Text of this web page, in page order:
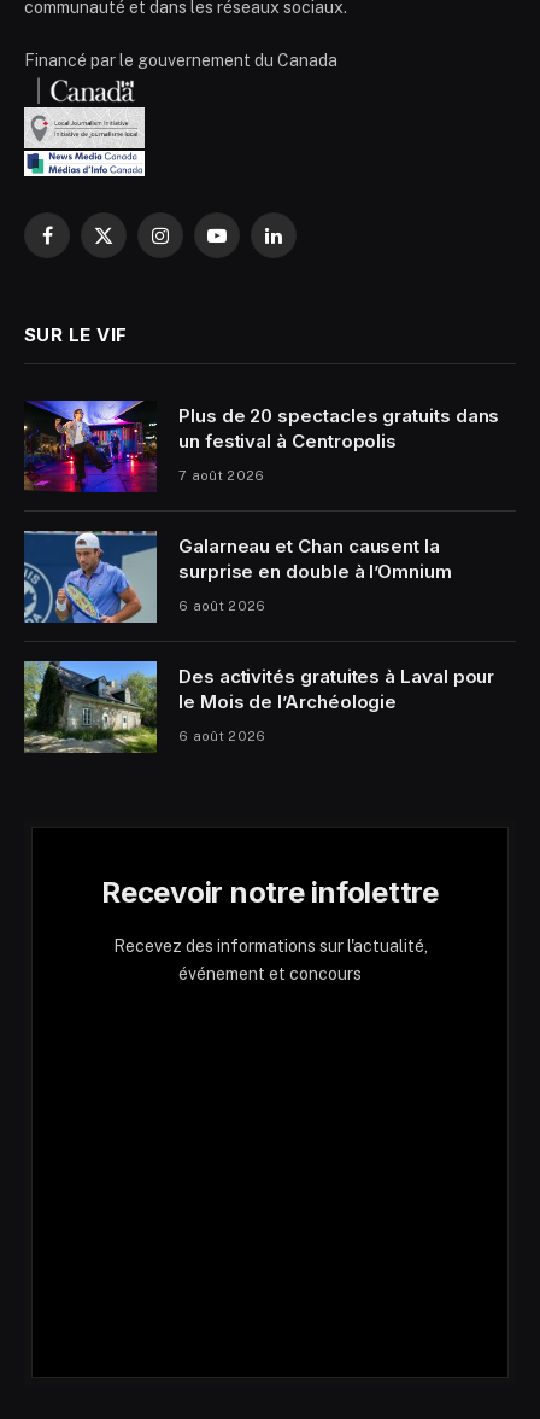
communauté et dans les réseaux sociaux.
Financé par le gouvernement du Canada
Facebook
X
InstagramYouTubeLinkedIn
SUR LE VIF
Plus de 20 spectacles gratuits dans
un festival à Centropolis
7 août 2026
Galarneau et Chan causent la
surprise en double à l’Omnium
6 août 2026
Des activités gratuites à Laval pour
le Mois de l’Archéologie
6 août 2026
Recevoir notre infolettre
Recevez des informations sur l'actualité,
événement et concours